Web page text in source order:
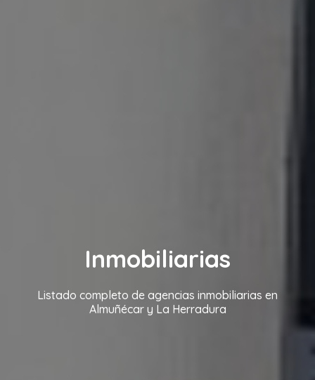
Inmobiliarias
Listado completo de agencias inmobiliarias en
Almuñécar y La Herradura